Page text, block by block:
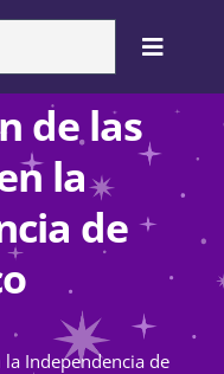
Toggle
de las
la
de
Independencia de